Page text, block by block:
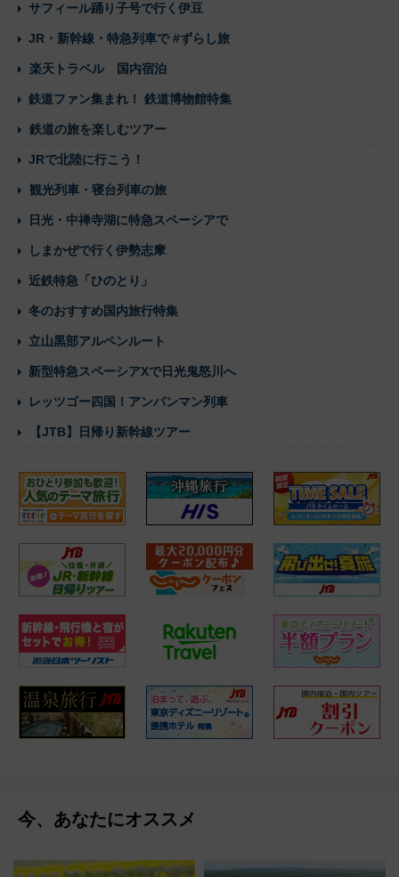
サフィール踊り子号で行く伊豆
JR・新幹線・特急列車で #ずらし旅
楽天トラベル 国内宿泊
鉄道ファン集まれ！ 鉄道博物館特集
鉄道の旅を楽しむツアー
JRで北陸に行こう！
観光列車・寝台列車の旅
日光・中禅寺湖に特急スペーシアで
しまかぜで行く伊勢志摩
近鉄特急「ひのとり」
冬のおすすめ国内旅行特集
立山黒部アルペンルート
新型特急スペーシアXで日光鬼怒川へ
レッツゴー四国！アンパンマン列車
【JTB】日帰り新幹線ツアー
今、あなたにオススメ